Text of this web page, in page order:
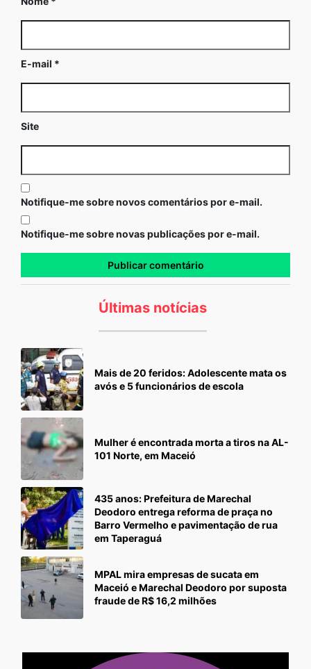
E-mail *
Site
Notifique-me sobre novos comentários por e-mail.
Notifique-me sobre novas publicações por e-mail.
Últimas notícias
Mais de 20 feridos: Adolescente mata os
avós e 5 funcionários de escola
Mulher é encontrada morta a tiros na AL-
101 Norte, em Maceió
435 anos: Prefeitura de Marechal
Deodoro entrega reforma de praça no
Barro Vermelho e pavimentação de rua
em Taperaguá
MPAL mira empresas de sucata em
Maceió e Marechal Deodoro por suposta
fraude de R$ 16,2 milhões